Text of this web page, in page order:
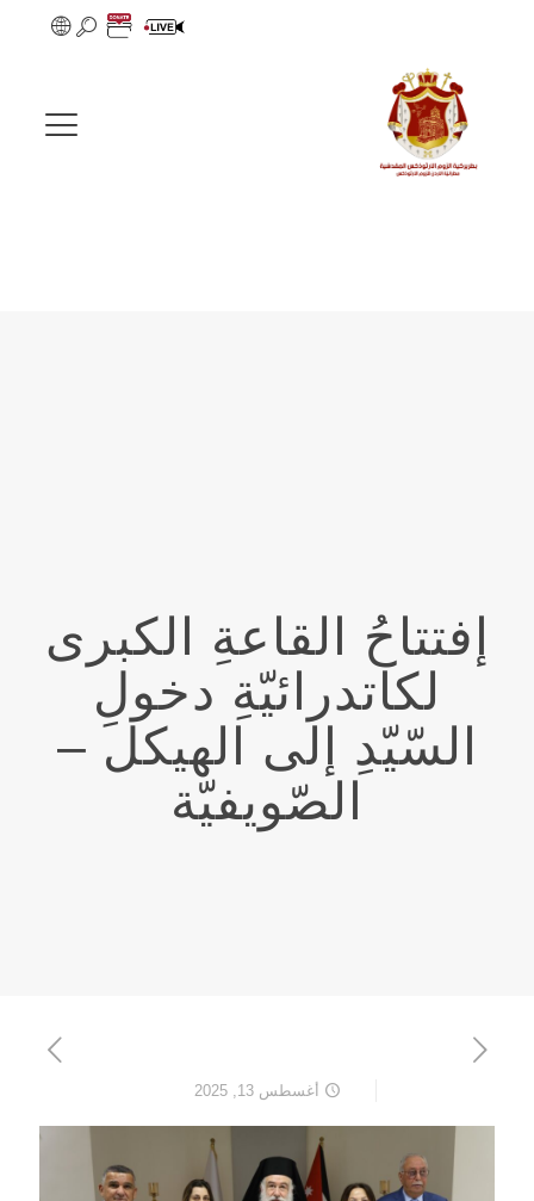
إفتتاحُ القاعةِ الكبرى
لكاتدرائيّةِ دخولِ
السّيّدِ إلى الهيكل –
الصّويفيّة
أغسطس 13, 2025